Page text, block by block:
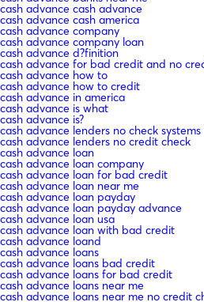
cash advance cash advance
cash advance cash america
cash advance company
cash advance company loan
cash advance d?finition
cash advance for bad credit and no
cash advance how to
cash advance how to credit
cash advance in america
cash advance is what
cash advance is?
cash advance lenders no check
cash advance lenders no credit check
cash advance loan
cash advance loan company
cash advance loan for bad credit
cash advance loan near me
cash advance loan payday
cash advance loan payday advance
cash advance loan usa
cash advance loan with bad credit
cash advance loand
cash advance loans
cash advance loans bad credit
cash advance loans for bad credit
cash advance loans near me
cash advance loans near me no credit